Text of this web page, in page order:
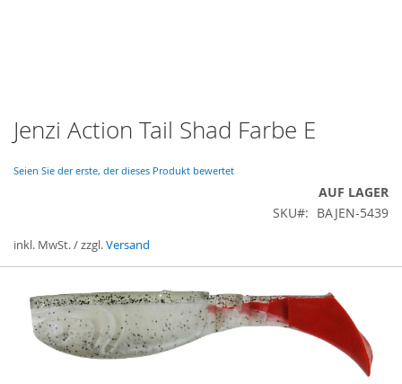
Zum
Anfang
Bildergalerie
Jenzi Action Tail Shad Farbe E
Seien Sie der erste, der dieses Produkt bewertet
AUF LAGER
SKU
BAJEN-5439
inkl. MwSt. / zzgl.Versand
Produkte
Artikel